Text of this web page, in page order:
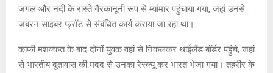
जंगल और नदी के रास्ते गैरकानूनी रूप से म्यांमार पहुंचाया गया, जहां उनसे
जबरन साइबर फ्रॉड से संबंधित कार्य कराया जा रहा था।
काफी मशक्कत के बाद दोनों युवक वहां से निकलकर थाईलैंड बॉर्डर पहुंचे, जहां
से भारतीय दूतावास की मदद से उनका रेस्क्यू कर भारत भेजा गया। तहरीर के